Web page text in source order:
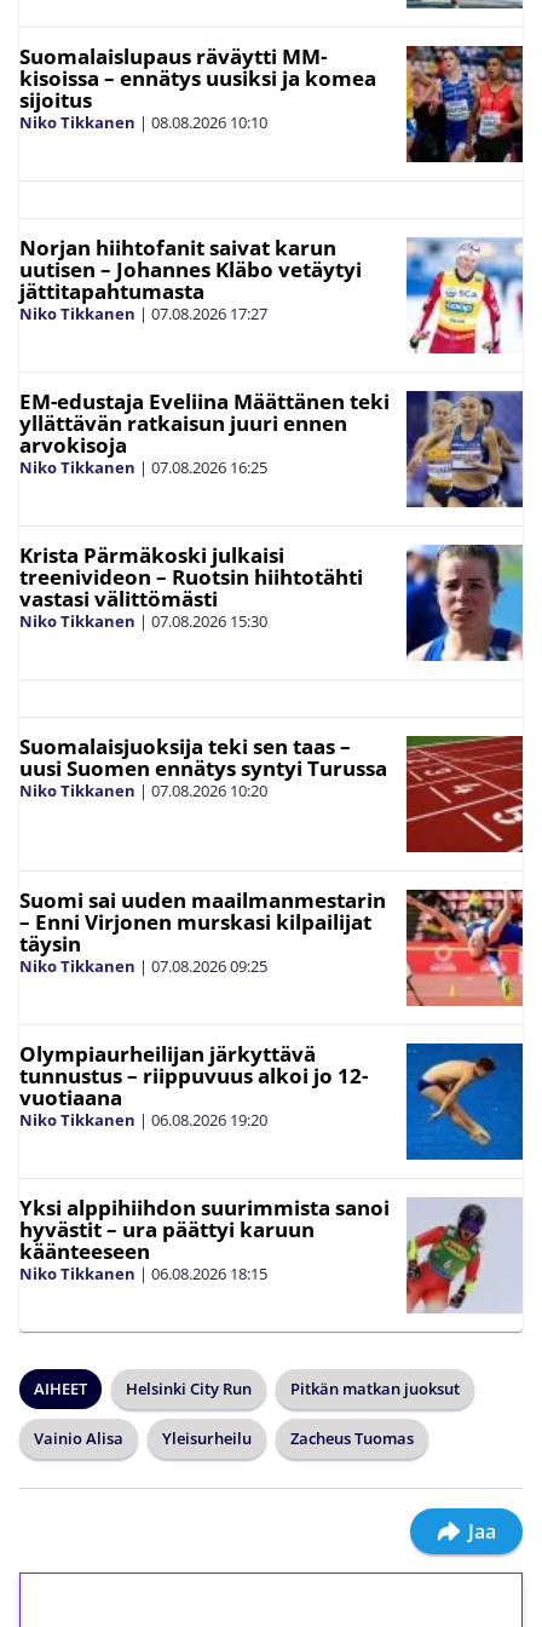
Suomalaislupaus räväytti MM-
kisoissa – ennätys uusiksi ja komea
sijoitus
Niko Tikkanen | 08.08.2026 10:10
Norjan hiihtofanit saivat karun
uutisen – Johannes Kläbo vetäytyi
jättitapahtumasta
Niko Tikkanen | 07.08.2026 17:27
EM-edustaja Eveliina Määttänen teki
yllättävän ratkaisun juuri ennen
arvokisoja
Niko Tikkanen | 07.08.2026 16:25
Krista Pärmäkoski julkaisi
treenivideon – Ruotsin hiihtotähti
vastasi välittömästi
Niko Tikkanen | 07.08.2026 15:30
Suomalaisjuoksija teki sen taas –
uusi Suomen ennätys syntyi Turussa
Niko Tikkanen | 07.08.2026 10:20
Suomi sai uuden maailmanmestarin
– Enni Virjonen murskasi kilpailijat
täysin
Niko Tikkanen | 07.08.202609:25
Olympiaurheilijan järkyttävä
tunnustus – riippuvuus alkoi jo 12-
vuotiaana
Niko Tikkanen | 06.08.2026 19:20
Yksi alppihiihdon suurimmista sanoi
hyvästit – ura päättyi karuun
käänteeseen
Niko Tikkanen | 06.08.2026 18:15
AIHEET Helsinki City Run Pitkän matkan juoksut
Vainio Alisa Yleisurheilu Zacheus Tuomas
Jaa